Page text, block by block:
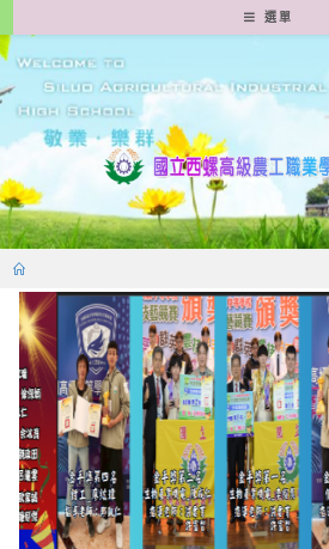
轉
至
要
容
選單